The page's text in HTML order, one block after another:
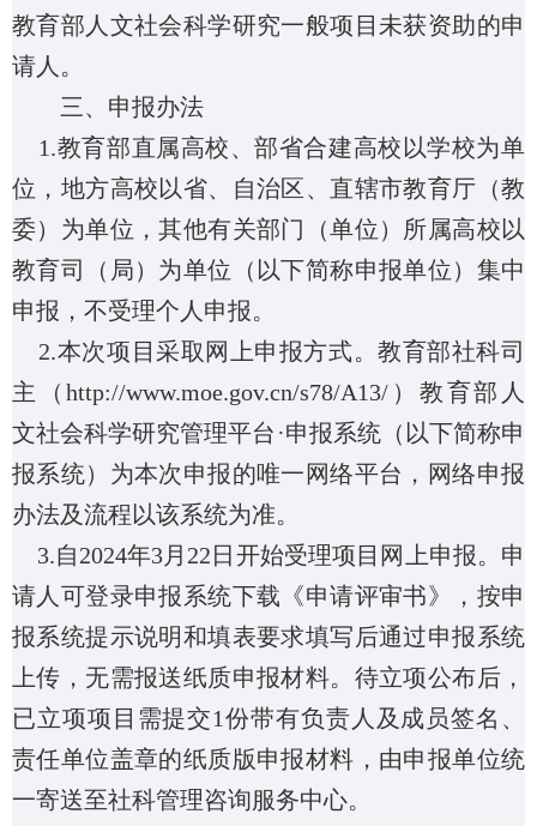
教育部人文社会科学研究一般项目未获资助的申
请人。
三、申报办法
1.教育部直属高校、部省合建高校以学校为单
位，地方高校以省、自治区、直辖市教育厅（教
委）为单位，其他有关部门（单位）所属高校以
教育司（局）为单位（以下简称申报单位）集中
申报，不受理个人申报。
2.本次项目采取网上申报方式。教育部社科司
主（http://www.moe.gov.cn/s78/A13/ ）教育部人
文社会科学研究管理平台·申报系统（以下简称申
报系统）为本次申报的唯一网络平台，网络申报
办法及流程以该系统为准。
3.自2024年3月22 日开始受理项目网上申报。申
请人可登录申报系统下载《申请评审书》，按申
报系统提示说明和填表要求填写后通过申报系统
上传，无需报送纸质申报材料。待立项公布后，
已立项项目需提交1份带有负责人及成员签名、
责任单位盖章的纸质版申报材料，由申报单位统
一寄送至社科管理咨询服务中心。